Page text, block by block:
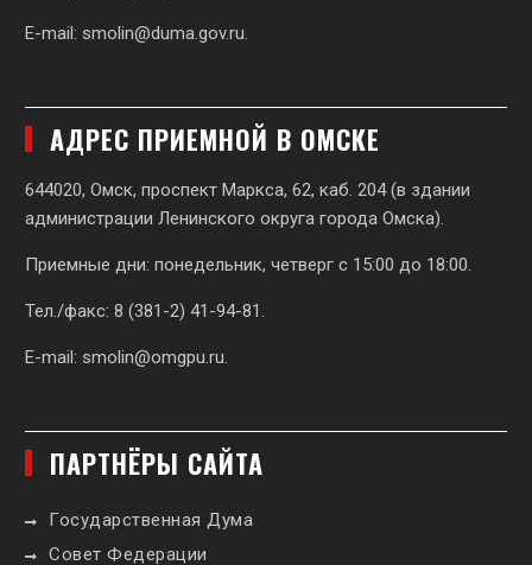
E-mail: smolin@duma.gov.ru
АДРЕС ПРИЕМНОЙ В ОМСКЕ
644020, Омск, проспект Маркса, 62, каб. 204 (в здании
администрации Ленинского округа города Омска).
Приемные дни: понедельник, четверг с 15:00 до 18:00.
Тел./факс: 8 (381-2) 41-94-81.
E-mail: smolin@omgpu.ru
ПАРТНЁРЫ САЙТА
Государственная Дума
Совет Федерации